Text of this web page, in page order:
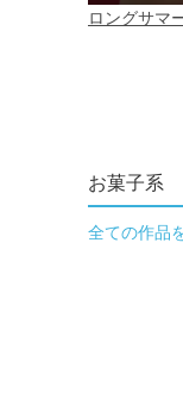
お菓子系
全ての作品